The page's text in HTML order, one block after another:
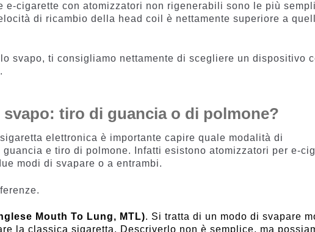
e-cigarette con atomizzatori non rigenerabili sono le più
di ricambio della head coil è nettamente superiore a
svapo, ti consigliamo nettamente di scegliere un dispositivo
svapo: tiro di guancia o di polmone?
elettronica è importante capire quale modalità di
e tiro di polmone. Infatti esistono atomizzatori per e-
modi di svapare o a entrambi.
Mouth To Lung, MTL). Si tratta di un modo di svapare
la classica sigaretta. Descriverlo non è semplice, ma